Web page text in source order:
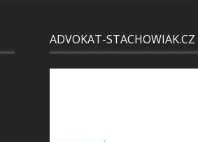
ADVOKAT-STACHOWIAK.CZ